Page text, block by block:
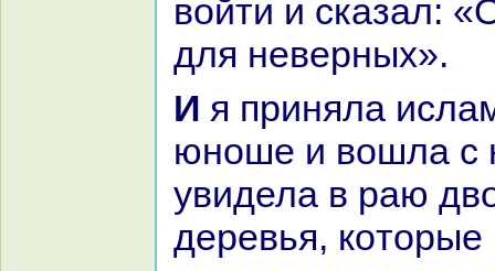
войти и сказал:
для неверных».
И я приняла ислам благодаря
юноше и вошла с
увидела в paю
деревья,